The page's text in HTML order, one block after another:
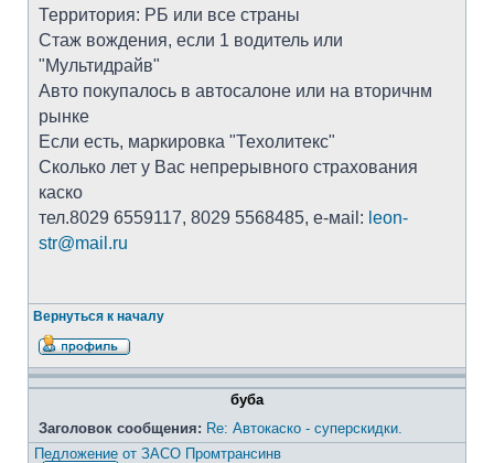
Территория: РБ или все страны
Стаж вождения, если 1 водитель или
"Мультидрайв"
Авто покупалось в автосалоне или на вторичнм
рынке
Если есть, маркировка "Техолитекс"
Сколько лет у Вас непрерывного страхования
каско
тел.8029 6559117, 8029 5568485, е-мail: leon-
str@mail.ru
Вернуться к началу
буба
Заголовок сообщения: Re: Автокаско - суперскидки.
Педложение от ЗАСО Промтрансинв